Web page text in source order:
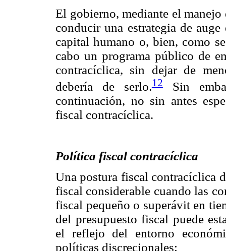
El gobierno, mediante el
conducir una estrategia de
capital humano o, bien, como
cabo un programa público de
contracíclica, sin dejar de
debería de serlo.12Sin
continuación, no sin antes
fiscal contracíclica.
Política fiscal contracíclica
Una postura fiscal contracíclica
fiscal considerable cuando las
fiscal pequeño o superávit en
del presupuesto fiscal puede
el reflejo del entorno
políticas discrecionales: